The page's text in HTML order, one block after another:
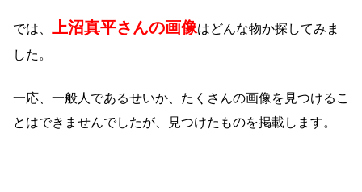
では、 上沼真平さんの画像はどんな物か探してみま
した。
一応、一般人であるせいか、たくさんの画像を見つけるこ
とはできませんでしたが、見つけたものを掲載します。